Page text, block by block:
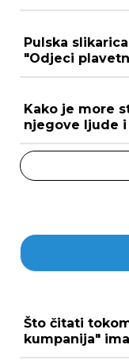
Pulska
"Odjeci
Kako je more
njegove ljude
Što čitati
kumpanija"